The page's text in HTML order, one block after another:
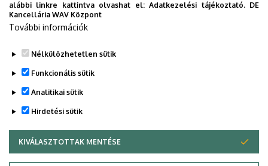
Valamennyi oktatott graduális tárgyunk összefoglaló
táblázata
Legutóbbi frissítés: 2023. 09. 26. 11:57
alábbi linkre kattintva olvashat el:Adatkezelési tájékoztató. DE
Kancellária WAV Központ
További információk
Nélkülözhetetlen sütik
Funkcionális sütik
Analitikai sütik
Hirdetési sütik
KIVÁLASZTOTTAK MENTÉSE
WITHDRAW CONSENT